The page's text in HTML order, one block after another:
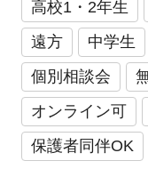
高校1・2年生
遠方
中学生
個別相談会
オンライン可
保護者同伴OK